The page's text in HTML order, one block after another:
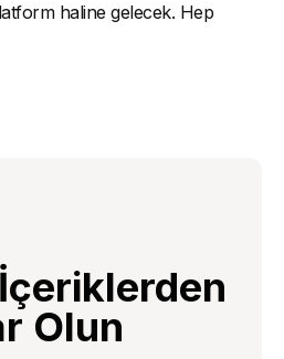
haline gelecek. Hep
Olun